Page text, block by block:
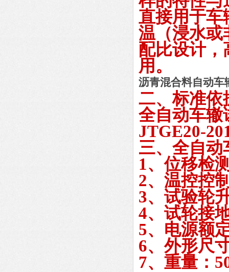
直接用于车
温（浸水或
配比设计，
用。
沥青混合料自动车
二、标准依
全自动车辙
JTGE20-
三、全自动
1、位移检
2、温控控
3、试验轮
4、试轮接
5、电源额
6、外形尺
7、重量：